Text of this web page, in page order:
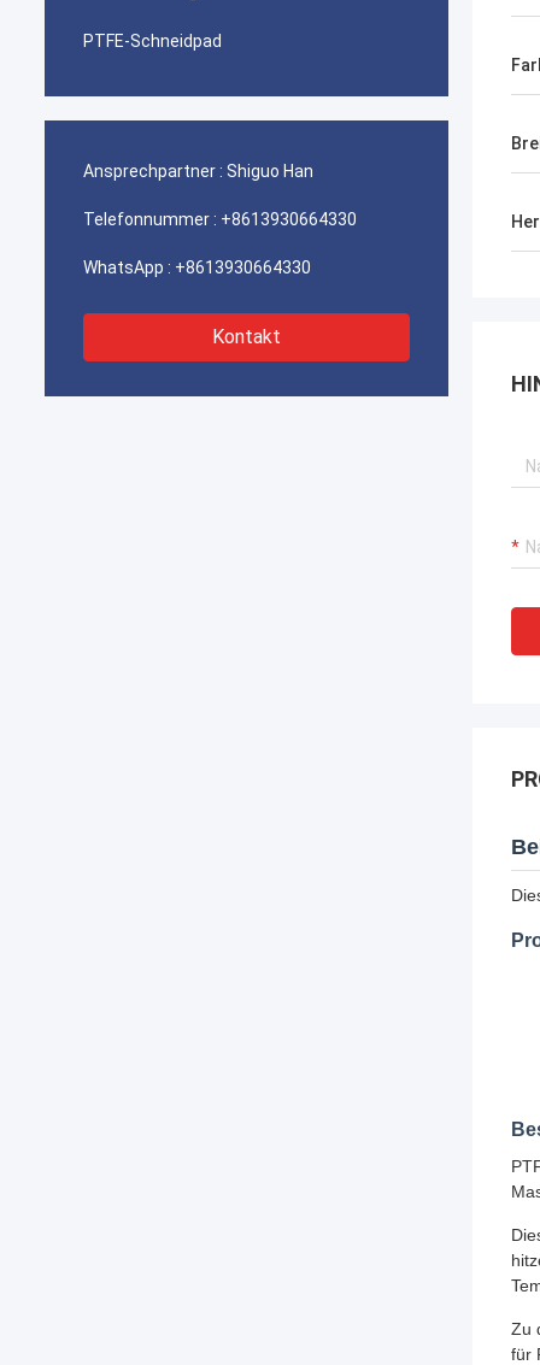
PTFE-Schneidpad
Ansprechpartner : Shiguo Han
Telefonnummer : +8613930664330
WhatsApp : +8613930664330
Kontakt
Zu
für